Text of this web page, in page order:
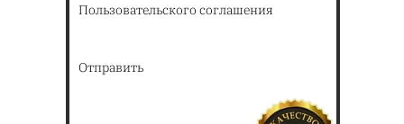
Пользовательского соглашения
Отправить